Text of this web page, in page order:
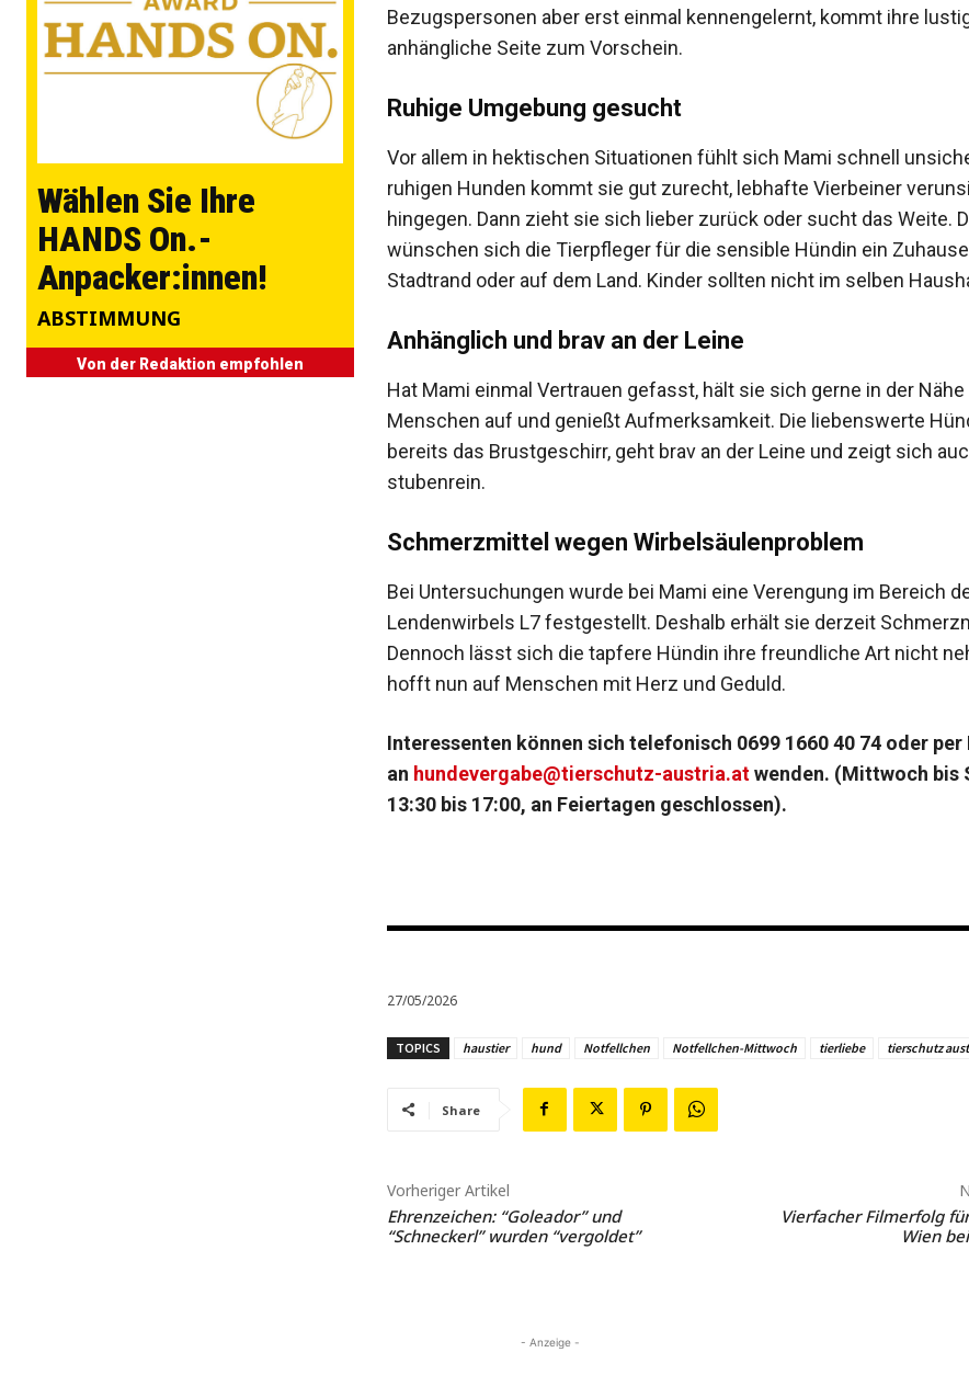
Wählen Sie Ihre
HANDS On.-
Anpacker:innen!
ABSTIMMUNG
Von der Redaktion empfohlen
Bezugspersonen aber erst einmal kennengelernt, kommt ihre
anhängliche Seite zum Vorschein.
Ruhige Umgebung gesucht
Vor allem in hektischen Situationen fühlt sich Mami schnell
ruhigen Hunden kommt sie gut zurecht, lebhafte Vierbeiner
hingegen. Dann zieht sie sich lieber zurück oder sucht das Weite.
wünschen sich die Tierpfleger für die sensible Hündin ein
Stadtrand oder auf dem Land. Kinder sollten nicht im selben
Anhänglich und brav an der Leine
Hat Mami einmal Vertrauen gefasst, hält sie sich gerne in der Nähe
Menschen auf und genießt Aufmerksamkeit. Die liebenswerte
bereits das Brustgeschirr, geht brav an der Leine und zeigt sich
stubenrein.
Schmerzmittel wegen Wirbelsäulenproblem
Bei Untersuchungen wurde bei Mami eine Verengung im Bereich
Lendenwirbels L7 festgestellt. Deshalb erhält sie derzeit
Dennoch lässt sich die tapfere Hündin ihre freundliche Art nicht
hofft nun auf Menschen mit Herz und Geduld.
Interessenten können sich telefonisch 0699 1660 40 74 oder per
an hundevergabe@tierschutz-austria.atwenden. (Mittwoch bis
13:30 bis 17:00, an Feiertagen geschlossen).
27/05/2026
TOPICS haustier hund Notfellchen Notfellchen-Mittwoch tierliebe tierschutz
Share
Vorheriger Artikel
Ehrenzeichen: “Goleador” und
“Schneckerl” wurden “vergoldet”
Vierfacher Filmerfolg
Wien
- Anzeige -